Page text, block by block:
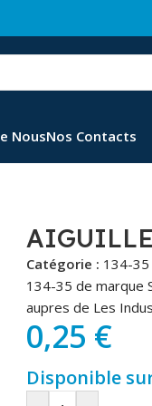
NousNos Contacts
Catégorie : 134-35
134-35 de marque
aupres de Les
0,25 €
Disponible